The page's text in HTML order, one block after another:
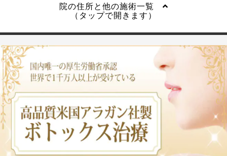
院の住所と他の施術一覧
（タップで開きます）